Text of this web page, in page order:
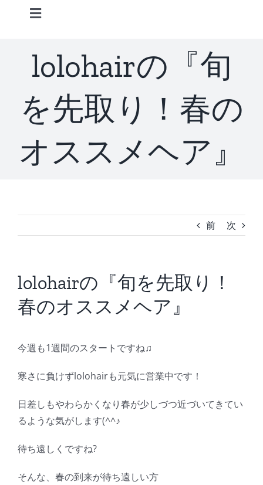
Toggle
STAFF
CONCEPT
ACCESS
BLOG
Reservation
lolohairの『旬
を先取り！春の
オススメヘア』
前 次
lolohairの『旬を先取り！
春のオススメヘア』
今週も1週間のスタートですね♫
寒さに負けずlolohairも元気に営業中です！
日差しもやわらかくなり春が少しづつ近づいてきてい
るような気がします(^^♪
待ち遠しくですね?
そんな、春の到来が待ち遠しい方